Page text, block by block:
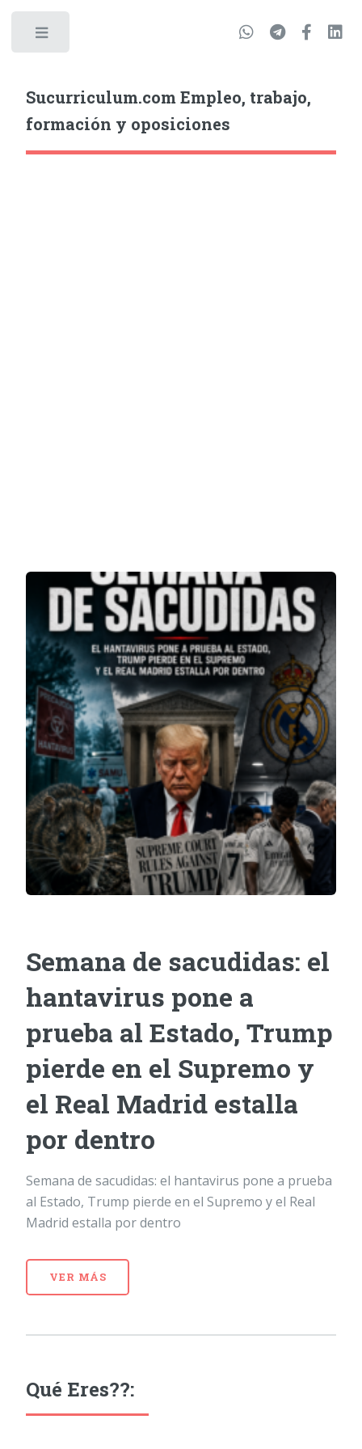
Sucurriculum.com Empleo, trabajo,
formación y oposiciones
Semana de sacudidas: el
hantavirus pone a
prueba al Estado, Trump
pierde en el Supremo y
el Real Madrid estalla
por dentro
Semana de sacudidas: el hantavirus pone a prueba
al Estado, Trump pierde en el Supremo y el Real
Madrid estalla por dentro
VER MÁS
Qué Eres??: